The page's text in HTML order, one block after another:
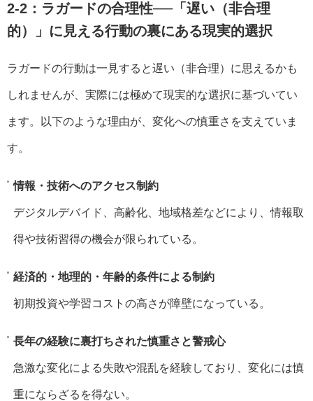
2-2：ラガードの合理性──「遅い（非合理
的）」に見える行動の裏にある現実的選択
ラガードの行動は一見すると遅い（非合理）に思えるかも
しれませんが、実際には極めて現実的な選択に基づいてい
ます。以下のような理由が、変化への慎重さを支えていま
す。
情報・技術へのアクセス制約
デジタルデバイド、高齢化、地域格差などにより、情報取
得や技術習得の機会が限られている。
経済的・地理的・年齢的条件による制約
初期投資や学習コストの高さが障壁になっている。
長年の経験に裏打ちされた慎重さと警戒心
急激な変化による失敗や混乱を経験しており、変化には慎
重にならざるを得ない。